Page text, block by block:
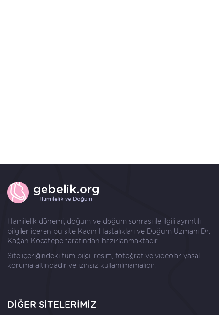
Hamilelik dönemi, doğum ve doğum sonrası ile ilgili ayrıntılı
bilgiler içeren bu site Kadın Hastalıkları ve Doğum Uzmanı Dr.
Kağan Kocatepe tarafından hazırlanmaktadır.
Site içeriğindeki tüm bilgi, resim, fotoğraf ve videolar yasal
koruma altındadır ve izinsiz kullanılmamalıdır.
DİĞER SİTELERİMİZ